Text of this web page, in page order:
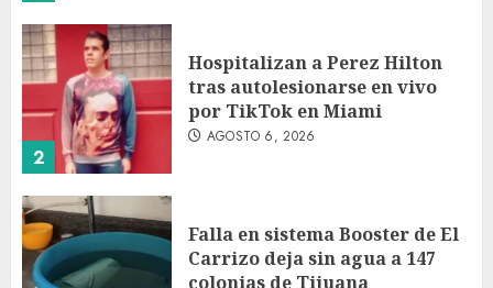
2
Hospitalizan a Perez Hilton
tras autolesionarse en vivo
por TikTok en Miami
AGOSTO 6, 2026
Falla en sistema Booster de El
Carrizo deja sin agua a 147
colonias de Tijuana